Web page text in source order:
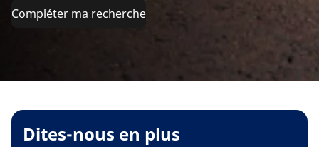
Compléter ma recherche
Dites-nous en plus